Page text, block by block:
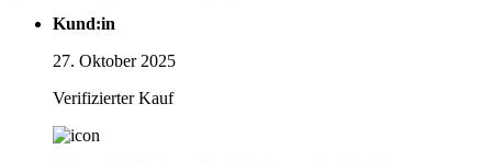
Kund:in
27. Oktober 2025
Verifizierter Kauf